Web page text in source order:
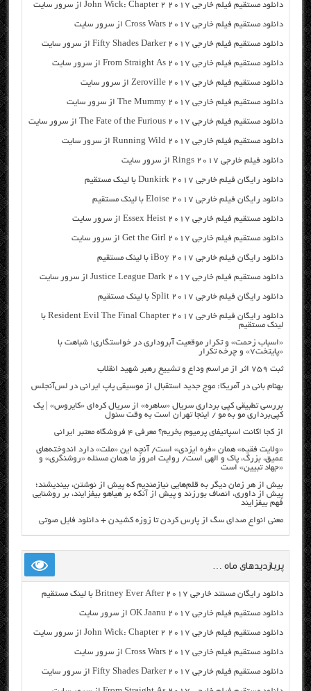
دانلود مستقیم فیلم خارجی John Wick: Chapter 2 2017 از سرور سایت
دانلود مستقیم فیلم خارجی Cross Wars 2017 از سرور سایت
دانلود مستقیم فیلم خارجی Fifty Shades Darker 2017 از سرور سایت
دانلود مستقیم فیلم خارجی From Straight As 2017 از سرور سایت
دانلود مستقیم فیلم خارجی Zeroville 2017 از سرور سایت
دانلود مستقیم فیلم خارجی The Mummy 2017 از سرور سایت
دانلود مستقیم فیلم خارجی The Fate of the Furious 2017 از سرور سایت
دانلود مستقیم فیلم خارجی Running Wild 2017 از سرور سایت
دانلود فیلم خارجی Rings 2017 از سرور سایت
دانلود رایگان فیلم خارجی Dunkirk 2017 با لینک مستقیم
دانلود رایگان فیلم خارجی Eloise 2017 با لینک مستقیم
دانلود مستقیم فیلم خارجی Essex Heist 2017 از سرور سایت
دانلود مستقیم فیلم خارجی Get the Girl 2017 از سرور سایت
دانلود رایگان فیلم خارجی iBoy 2017 با لینک مستقیم
دانلود مستقیم فیلم خارجی Justice League Dark 2017 از سرور سایت
دانلود رایگان فیلم خارجی Split 2017 با لینک مستقیم
دانلود رایگان فیلم خارجی Resident Evil The Final Chapter 2017 با
لینک مستقیم
«اسباب زحمت» و تکرار موقعیت آبروداری در خواستگاری؛ شباهت با
«پایتخت۷» و چرخه تکرار
ثبت ۷۵۹ اثر از مراسم وداع و تشییع رهبر شهید انقلاب
بهنام بانی در آمریکا: موج جدید استقبال از موسیقی پاپ ایرانی در لس‌آنجلس
بررسی تطبیقی کپی برداری سریال «ساهره» از سریال کره‌ای «کایروس» | یک
کپی‌برداری مو به مو / اینجا تهران است به وقت سئول
از کجا اکانت اسپاتیفای پرمیوم بخریم؟ معرفی ۴ فروشگاه معتبر ایرانی
«ولایت فقیه» همان «فره ایزدی» است/ آنچه این «ملت» دارد اندوخته‌های
عمیق، بزرگ، پاک و الهی است/ روایت امروز ما همان مسئله «روشنگری» و
«جهاد تبیین» است
بیش از هر زمان دیگر به قلم‌هایی نیازمندیم که پیش از نوشتن، بیندیشند؛
پیش از داوری، انصاف بورزند و پیش از آنکه بر هیاهو بیفزایند، بر روشنایی
فهم بیفزایند
معنی انواع صدای سگ از پارس کردن تا زوزه کشیدن + دانلود فایل صوتی
پربازدیدهای ماه …
دانلود رایگان مسنتد خارجی Britney Ever After 2017 با لینک مستقیم
دانلود مستقیم فیلم خارجی OK Jaanu 2017 از سرور سایت
دانلود مستقیم فیلم خارجی John Wick: Chapter 2 2017 از سرور سایت
دانلود مستقیم فیلم خارجی Cross Wars 2017 از سرور سایت
دانلود مستقیم فیلم خارجی Fifty Shades Darker 2017 از سرور سایت